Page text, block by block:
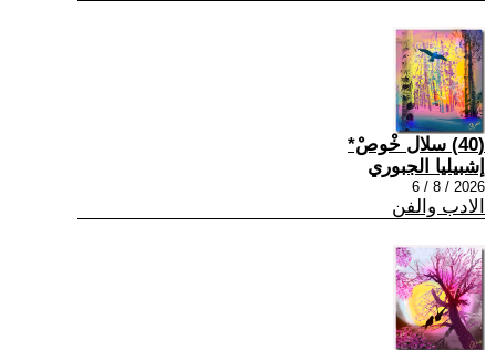
(40) سلال خْوصْ*
إشبيليا الجبوري
2026 / 8 / 6
الادب والفن